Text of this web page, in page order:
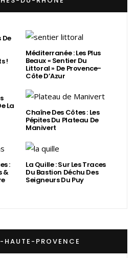
De
!
Méditerranée : Les Plus
Beaux « Sentier Du
Littoral » De Provence-
Côte D’Azur
La
Chaîne Des Côtes : Les
Pépites Du Plateau De
Manivert
:
&
La Quille : Sur Les Traces
Du Bastion Déchu Des
Seigneurs Du Puy
HAUTE-PROVENCE